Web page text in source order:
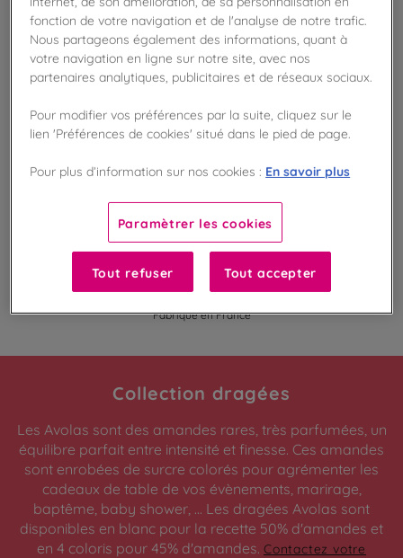
Disponible en boutique !
Vérifier la disponibilité en magasin
Frais de port offert
Gagnez 105 points de fidélité !
Liste des ingrédients et allergènes
100%
Fabriqué en France
Collection dragées
Les Avolas sont des amandes rares, très parfumées, un
équilibre parfait entre intensité et finesse. Ces amandes
sont enrobées de surcre colorés pour agrémenter les
cadeaux de table de vos évènements, marirage,
baptême, baby shower, ... Les dragées Avolas sont
disponibles en blanc pour la recette 50% d'amandes et
en 4 coloris pour 45% d'amandes. Contactez votre
fonction de votre navigation et de l'analyse de notre trafic.
Nous partageons également des informations, quant à
votre navigation en ligne sur notre site, avec nos
partenaires analytiques, publicitaires et de réseaux sociaux.
Pour modifier vos préférences par la suite, cliquez sur le
lien 'Préférences de cookies' situé dans le pied de page.
Pour plus d’information sur nos cookies : En savoir plus
Paramètrer les cookies
Tout refuser Tout accepter